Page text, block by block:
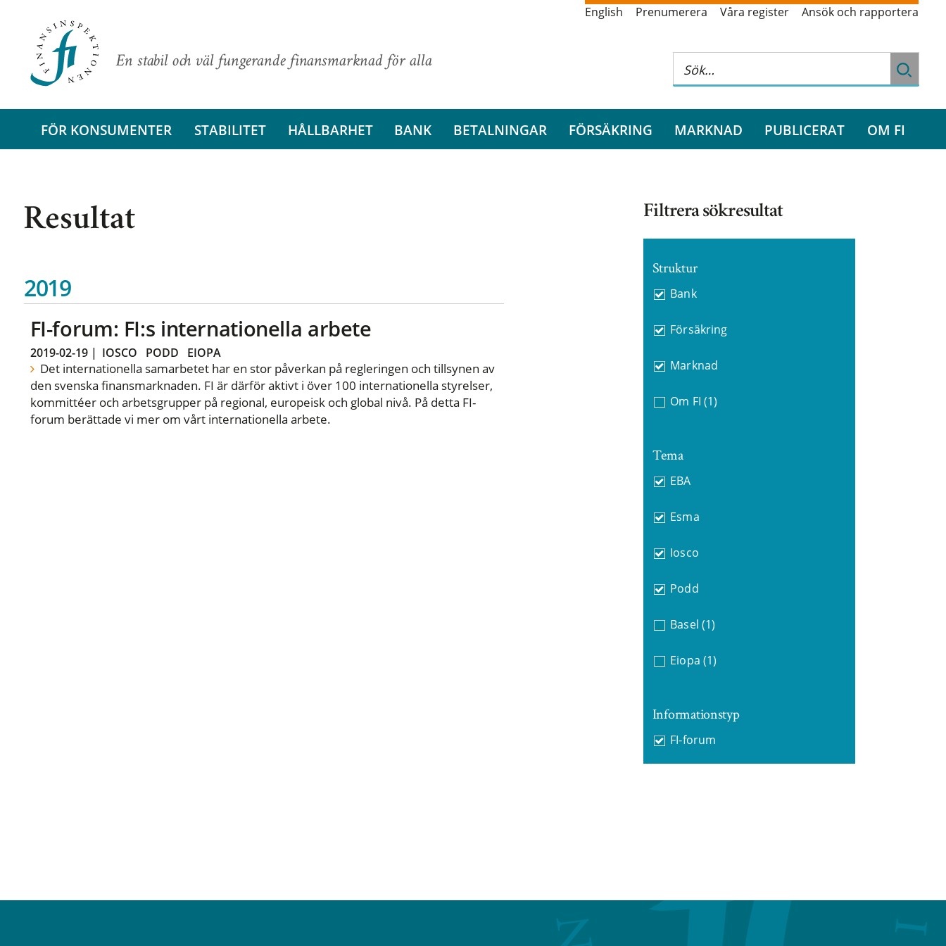
En stabil och väl fungerande finansmarknad för alla
English Prenumerera Våra register Ansök och rapportera
FÖR KONSUMENTER STABILITET HÅLLBARHET BANK BETALNINGAR FÖRSÄKRING MARKNAD PUBLICERAT OM FI
Resultat
2019
FI-forum: FI:s internationella arbete
2019-02-19| IOSCO PODD EIOPA
Det internationella samarbetet har en stor påverkan på regleringen och tillsynen av
den svenska finansmarknaden. FI är därför aktivt i över 100 internationella styrelser,
kommittéer och arbetsgrupper på regional, europeisk och global nivå. På detta FI-
forum berättade vi mer om vårt internationella arbete.
Filtrera sökresultat
Struktur
Bank
Försäkring
Marknad
Om FI (1)
Tema
EBA
Esma
Iosco
Podd
Basel (1)
Eiopa (1)
Informationstyp
FI-forum